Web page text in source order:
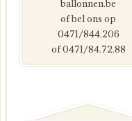
ballonnen.be
of bel ons op
0471/844.206
of 0471/84.72.88